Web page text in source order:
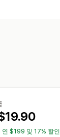
동 업데이트
연 $199 및 17% 할인